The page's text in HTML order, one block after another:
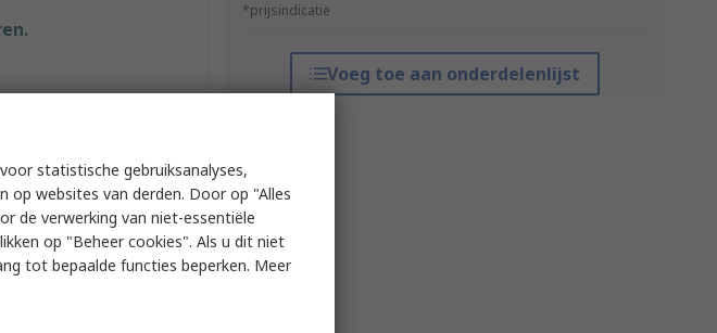
*prijsindicatie
Voeg toe aan onderdelenlijst
statistische gebruiksanalyses,
op websites van derden. Door op "Alles
de verwerking van niet-essentiële
op "Beheer cookies". Als u dit niet
tot bepaalde functies beperken. Meer